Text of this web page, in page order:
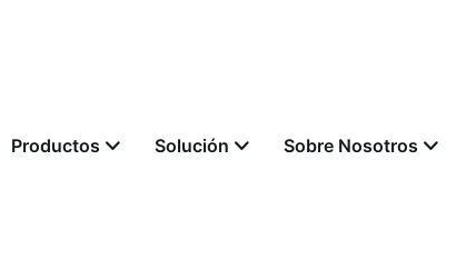
Productos Solución Sobre Nosotros